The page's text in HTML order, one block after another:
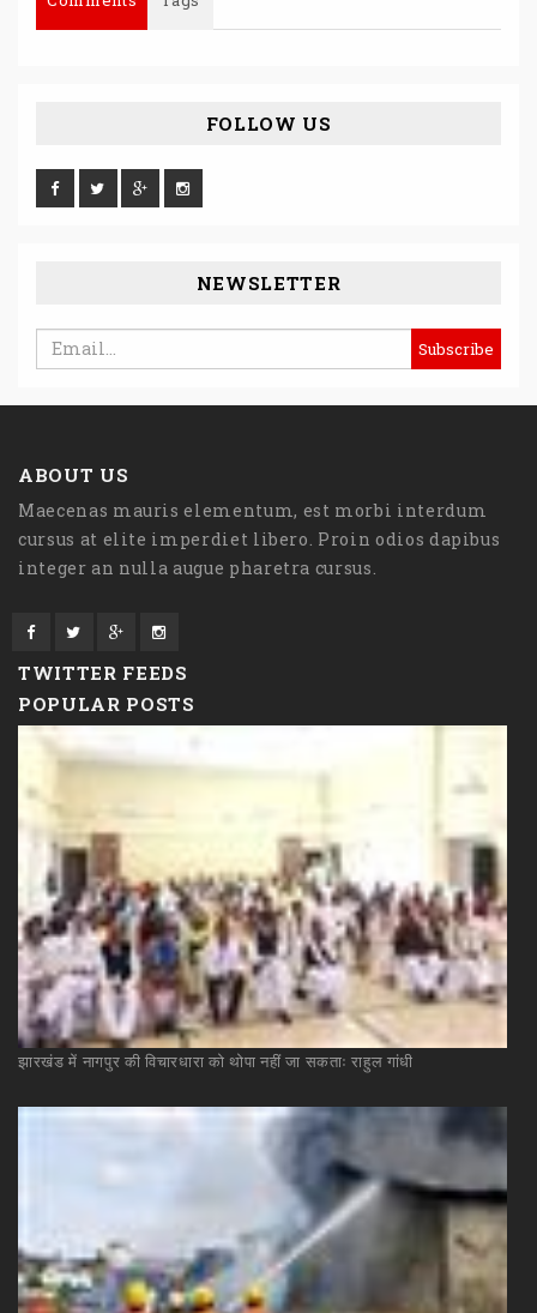
FOLLOW US
NEWSLETTER
ABOUT US
Maecenas mauris elementum, est morbi interdum
cursus at elite imperdiet libero. Proin odios dapibus
integer an nulla augue pharetra cursus.
TWITTER FEEDS
POPULAR POSTS
झारखंड में नागपुर की विचारधारा को थोपा नहीं जा सकताः राहुल गांधी